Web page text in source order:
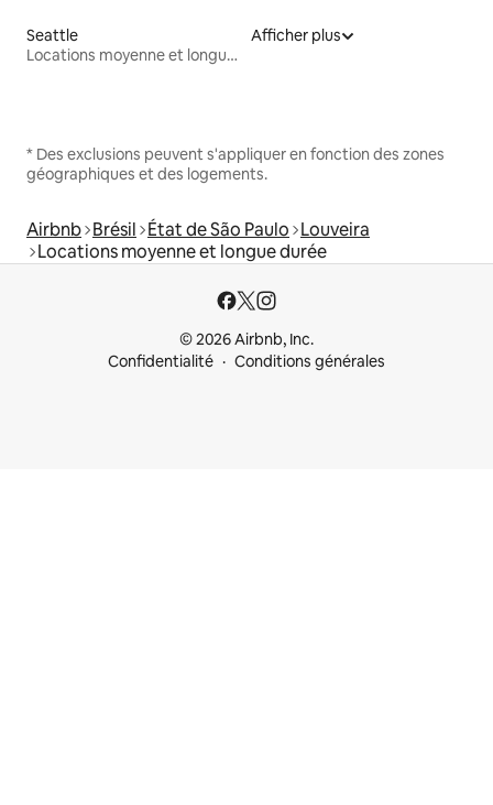
Seattle
Locations moyenne et longue durée
Afficher plus
* Des exclusions peuvent s'appliquer en fonction des zones
géographiques et des logements.
Airbnb Brésil État de São Paulo Louveira
Locations moyenne et longue durée
© 2026 Airbnb, Inc.
Confidentialité
Conditions générales